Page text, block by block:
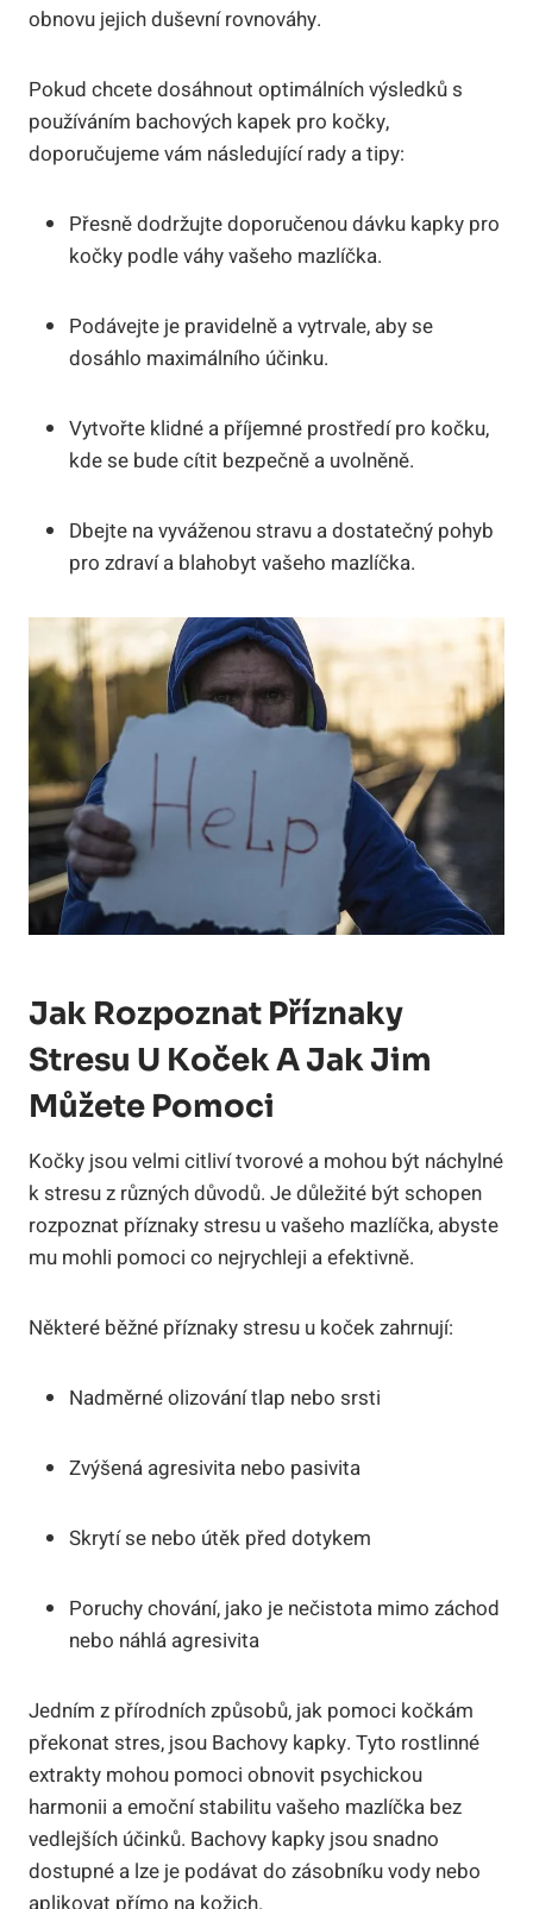
obnovu jejich duševní rovnováhy.
Pokud chcete dosáhnout optimálních výsledků s
používáním bachových kapek pro kočky,
doporučujeme vám následující rady a tipy:
Přesně dodržujte doporučenou dávku kapky pro
kočky podle váhy vašeho mazlíčka.
Podávejte je pravidelně a vytrvale, aby se
dosáhlo maximálního účinku.
Vytvořte klidné a příjemné prostředí pro kočku,
kde se bude cítit bezpečně a uvolněně.
Dbejte na vyváženou stravu a dostatečný pohyb
pro zdraví a blahobyt vašeho mazlíčka.
Jak Rozpoznat Příznaky
Stresu U Koček A Jak Jim
Můžete Pomoci
Kočky jsou velmi citliví tvorové a mohou být náchylné
k stresu z různých důvodů. Je důležité být schopen
rozpoznat příznaky stresu u vašeho mazlíčka, abyste
mu mohli pomoci co nejrychleji a efektivně.
Některé běžné příznaky stresu u koček zahrnují:
Nadměrné olizování tlap nebo srsti
Zvýšená agresivita nebo pasivita
Skrytí se nebo útěk před dotykem
Poruchy chování, jako je nečistota mimo záchod
nebo náhlá agresivita
Jedním z přírodních způsobů, jak pomoci kočkám
překonat stres, jsou Bachovy kapky. Tyto rostlinné
extrakty mohou pomoci obnovit psychickou
harmonii a emoční stabilitu vašeho mazlíčka bez
vedlejších účinků. Bachovy kapky jsou snadno
dostupné a lze je podávat do zásobníku vody nebo